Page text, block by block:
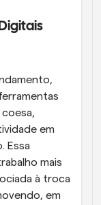
em
Essa
mais
à troca
em